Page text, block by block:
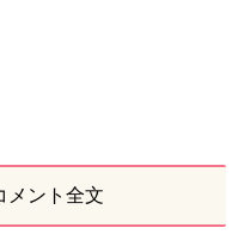
メント全文